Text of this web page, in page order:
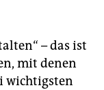
– das ist
mit denen
wichtigsten